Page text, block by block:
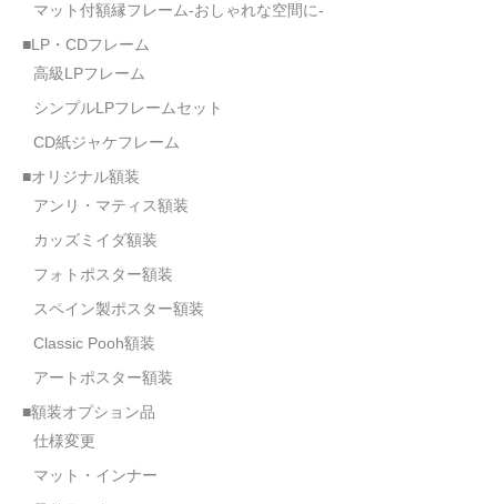
マット付額縁フレーム-おしゃれな空間に-
■LP・CDフレーム
高級LPフレーム
シンプルLPフレームセット
CD紙ジャケフレーム
■オリジナル額装
アンリ・マティス額装
カッズミイダ額装
フォトポスター額装
スペイン製ポスター額装
Classic Pooh額装
アートポスター額装
■額装オプション品
仕様変更
マット・インナー